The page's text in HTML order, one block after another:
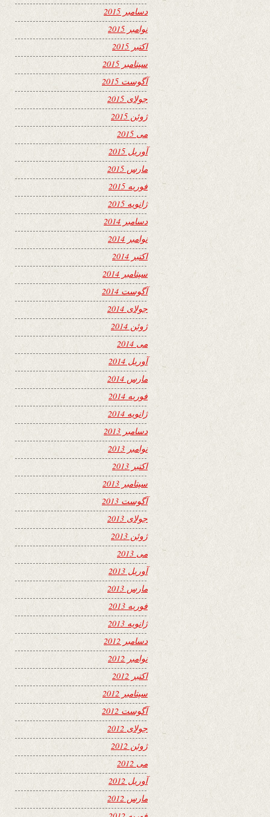
دسامبر 2015
نوامبر 2015
اکتبر 2015
سپتامبر 2015
آگوست 2015
جولای 2015
ژوئن 2015
می 2015
آوریل 2015
مارس 2015
فوریه 2015
ژانویه 2015
دسامبر 2014
نوامبر 2014
اکتبر 2014
سپتامبر 2014
آگوست 2014
جولای 2014
ژوئن 2014
می 2014
آوریل 2014
مارس 2014
فوریه 2014
ژانویه 2014
دسامبر 2013
نوامبر 2013
اکتبر 2013
سپتامبر 2013
آگوست 2013
جولای 2013
ژوئن 2013
می 2013
آوریل 2013
مارس 2013
فوریه 2013
ژانویه 2013
دسامبر 2012
نوامبر 2012
اکتبر 2012
سپتامبر 2012
آگوست 2012
جولای 2012
ژوئن 2012
می 2012
آوریل 2012
مارس 2012